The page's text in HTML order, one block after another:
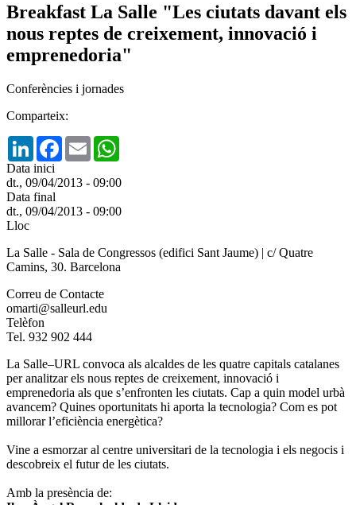
Breakfast La Salle "Les ciutats davant els
nous reptes de creixement, innovació i
emprenedoria"
Conferències i jornades
Comparteix:
LinkedInFacebook
Email
Data inici
dt., 09/04/2013 - 09:00
Data final
dt., 09/04/2013 - 09:00
Lloc
La Salle - Sala de Congressos (edifici Sant Jaume) | c/ Quatre
Camins, 30. Barcelona
Correu de Contacte
omarti@salleurl.edu
Telèfon
Tel. 932 902 444
La Salle–URL convoca als alcaldes de les quatre capitals catalanes
per analitzar els nous reptes de creixement, innovació i
emprenedoria als que s’enfronten les ciutats. Cap a quin model urbà
avancem? Quines oportunitats hi aporta la tecnologia? Com es pot
millorar l’eficiència energètica?
Vine a esmorzar al centre universitari de la tecnologia i els negocis i
descobreix el futur de les ciutats.
Amb la presència de: